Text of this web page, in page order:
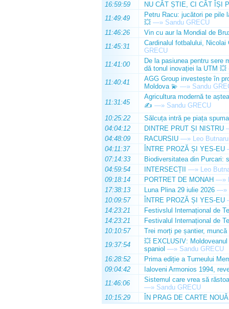
16:59:59
NU CÂT ȘTIE, CI CÂT ÎȘI
11:49:49
Petru Racu: jucători pe pile
💥 —» Sandu GRECU
11:46:26
Vin cu aur la Mondial de
11:45:31
Cardinalul fotbalului,
GRECU
11:41:00
De la pasiunea pentru sere
dă tonul inovației la UTM 💥
11:40:41
AGG Group investește în
Moldova 💫 —» Sandu
11:31:45
Agricultura modernă te
✍️ —» Sandu GRECU
10:25:22
Sălcuța intră pe piața
04:04:12
DINTRE PRUT ȘI NISTRU
04:48:09
RACURSIU —» Leo Butnaru
04:11:37
ÎNTRE PROZĂ ȘI YES-EU
07:14:33
Biodiversitatea din Purcari:
04:59:54
INTERSECȚII —» Leo
09:18:14
PORTRET DE MONAH —»
17:38:13
Luna Plina 29 iulie 2026 —»
10:09:57
ÎNTRE PROZĂ ȘI YES-EU
14:23:21
Festivslul Internațional de
14:23:21
Festivalul Internațional de
10:10:57
Trei morți pe șantier, muncă
19:37:54
💥 EXCLUSIV:
spaniol —» Sandu GRECU
16:28:52
Prima ediție a Turneului
09:04:42
Ialoveni Armonios 1994,
11:46:06
Sistemul care vrea să
—» Sandu GRECU
10:15:29
ÎN PRAG DE CARTE NOUĂ